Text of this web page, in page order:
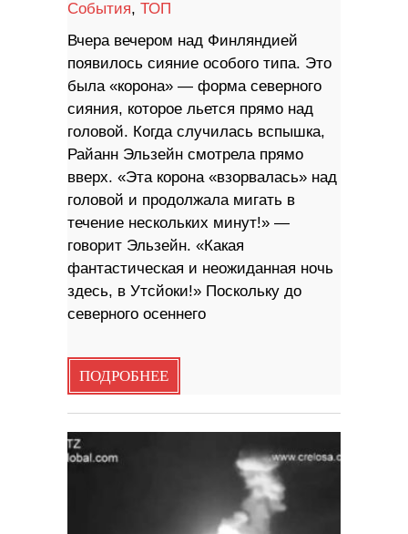
События, ТОП
Вчера вечером над Финляндией
появилось сияние особого типа. Это
была «корона» — форма северного
сияния, которое льется прямо над
головой. Когда случилась вспышка,
Райанн Эльзейн смотрела прямо
вверх. «Эта корона «взорвалась» над
головой и продолжала мигать в
течение нескольких минут!» —
говорит Эльзейн. «Какая
фантастическая и неожиданная ночь
здесь, в Утсйоки!» Поскольку до
северного осеннего
ПОДРОБНЕЕ